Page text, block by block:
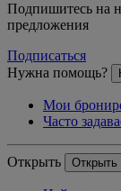
Подпишитесь на
предложения
Подписаться
Нужна помощь?
Мои
Часто
Открыть Открыть